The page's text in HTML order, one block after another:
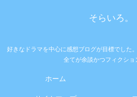
そらいろ。
好きなドラマを中心に感想ブログが目標でした
全てが余談かつフィクショ
ホーム